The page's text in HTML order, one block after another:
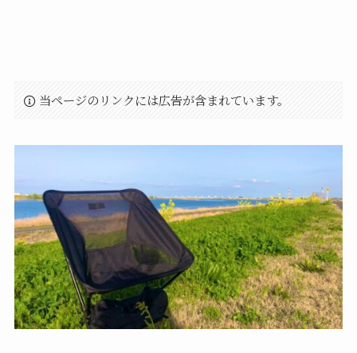
当ページのリンクには広告が含まれています。